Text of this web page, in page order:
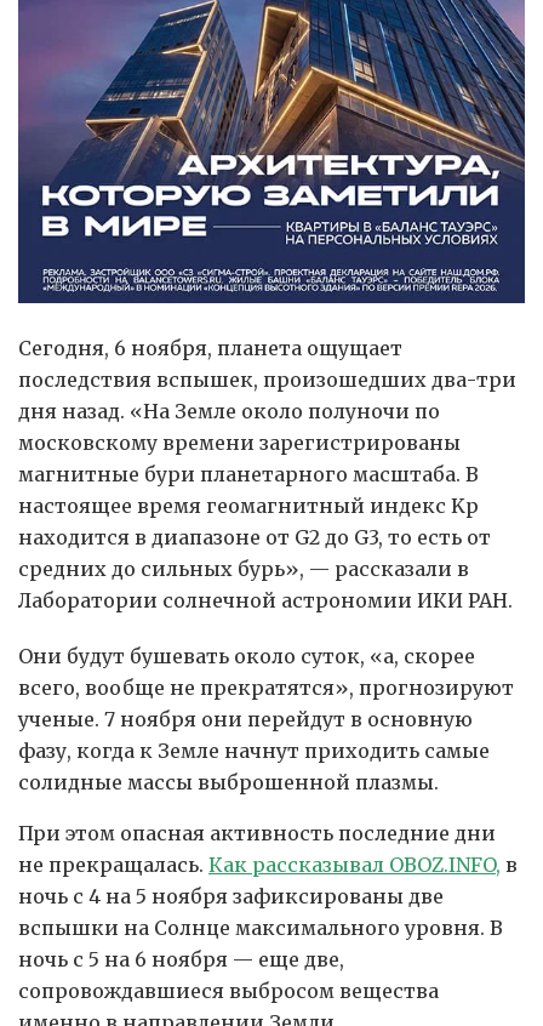
Сегодня, 6 ноября, планета ощущает
последствия вспышек, произошедших два-три
дня назад. «На Земле около полуночи по
московскому времени зарегистрированы
магнитные бури планетарного масштаба. В
настоящее время геомагнитный индекс Kp
находится в диапазоне от G2 до G3, то есть от
средних до сильных бурь», — рассказали в
Лаборатории солнечной астрономии ИКИ РАН.
Они будут бушевать около суток, «а, скорее
всего, вообще не прекратятся», прогнозируют
ученые. 7 ноября они перейдут в основную
фазу, когда к Земле начнут приходить самые
солидные массы выброшенной плазмы.
При этом опасная активность последние дни
не прекращалась. Как рассказывал OBOZ.INFO, в
ночь с 4 на 5 ноября зафиксированы две
вспышки на Солнце максимального уровня. В
ночь с 5 на 6 ноября — еще две,
сопровождавшиеся выбросом вещества